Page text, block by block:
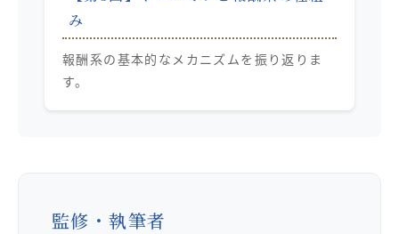
み
報酬系の基本的なメカニズムを振り返りま
す。
監修・執筆者